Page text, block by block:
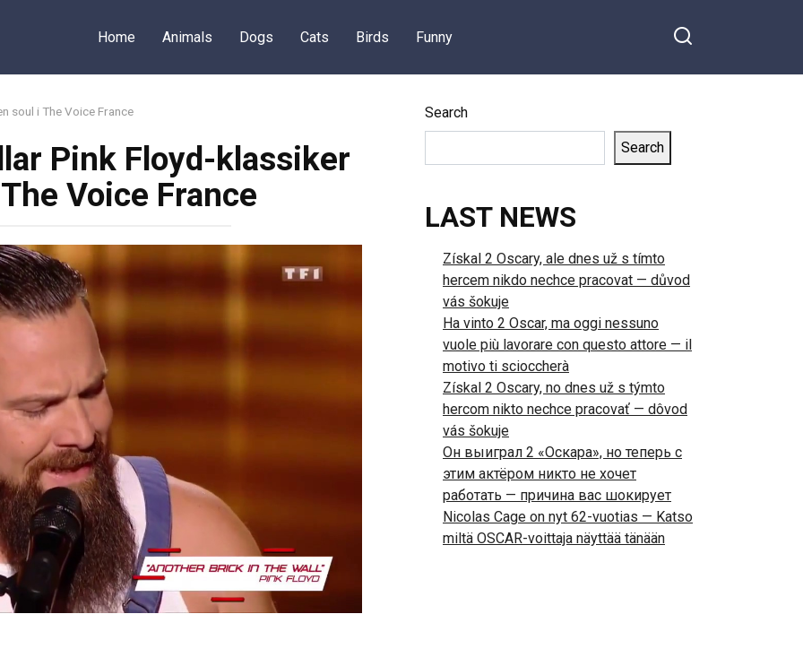
Home Animals Dogs Cats Birds Funny
soul i The Voice France
Pink Floyd-klassiker
Voice France
Search
Search
LAST NEWS
Získal 2 Oscary, ale dnes už s tímto
hercem nikdo nechce pracovat — důvod
vás šokuje
Ha vinto 2 Oscar, ma oggi nessuno
vuole più lavorare con questo attore — il
motivo ti scioccherà
Získal 2 Oscary, no dnes už s týmto
hercom nikto nechce pracovať — dôvod
vás šokuje
Он выиграл 2 «Оскара», но теперь с
этим актёром никто не хочет
работать — причина вас шокирует
Nicolas Cage on nyt 62-vuotias — Katso
miltä OSCAR-voittaja näyttää tänään